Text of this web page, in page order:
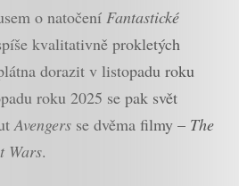
o natočení Fantastické
kvalitativně prokletých
dorazit v listopadu roku
roku 2025 se pak svět
Avengers se dvěma filmy – The
Wars.